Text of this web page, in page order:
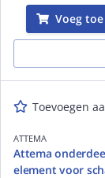
Voeg toe
Toevoegen
ATTEMA
Attema
element voor